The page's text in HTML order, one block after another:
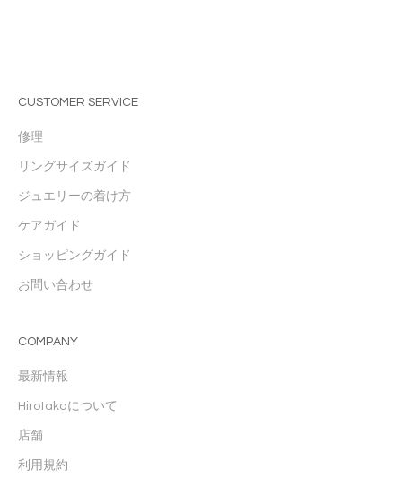
CUSTOMER SERVICE
修理
リングサイズガイド
ジュエリーの着け方
ケアガイド
ショッピングガイド
お問い合わせ
COMPANY
最新情報
Hirotakaについて
店舗
利用規約